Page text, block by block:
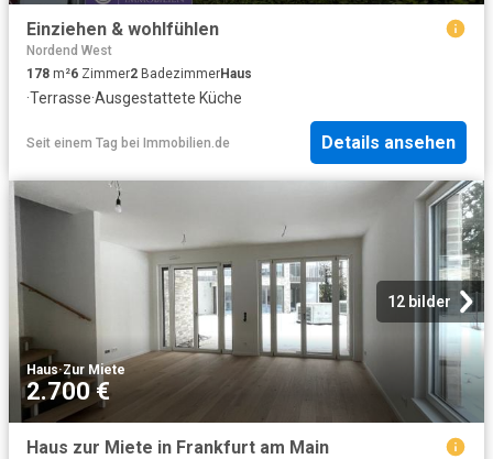
Einziehen & wohlfühlen
Nordend West
178 m²6 Zimmer2 BadezimmerHaus
·Terrasse·Ausgestattete Küche
Seit einem Tag bei Immobilien.de Details ansehen
12 bilder
Haus·Zur Miete
2.700 €
Haus zur Miete in Frankfurt am Main